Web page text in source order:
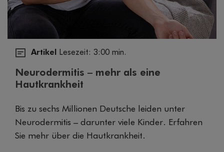
Artikel Lesezeit: 3:00 min.
Neurodermitis – mehr als eine
Hautkrankheit
Bis zu sechs Millionen Deutsche leiden unter
Neurodermitis – darunter viele Kinder. Erfahren
Sie mehr über die Hautkrankheit.